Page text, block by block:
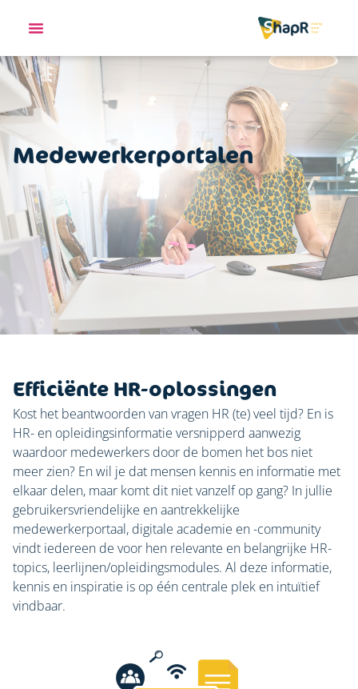
Medewerkerportalen
Efficiënte HR-oplossingen
Kost het beantwoorden van vragen HR (te) veel tijd? En is
HR- en opleidingsinformatie versnipperd aanwezig
waardoor medewerkers door de bomen het bos niet
meer zien? En wil je dat mensen kennis en informatie met
elkaar delen, maar komt dit niet vanzelf op gang? In jullie
gebruikersvriendelijke en aantrekkelijke
medewerkerportaal, digitale academie en -community
vindt iedereen de voor hen relevante en belangrijke HR-
topics, leerlijnen/opleidingsmodules. Al deze informatie,
kennis en inspiratie is op één centrale plek en intuïtief
vindbaar.